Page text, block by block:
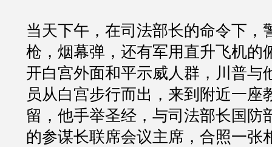
当天下午，在司法部长的命令下，
枪，烟幕弹，还有军用直升飞机的
开白宫外面和平示威人群，川普与
员从白宫步行而出，来到附近一座
留，他手举圣经，与司法部长国防
的参谋长联席会议主席，合照一张